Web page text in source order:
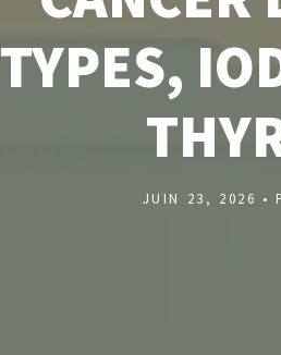
TYPES,
JUIN 23, 2026 •